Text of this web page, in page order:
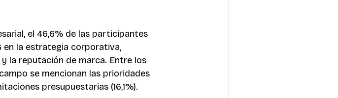
el 46,6% de las participantes
en la estrategia corporativa,
la reputación de marca. Entre los
se mencionan las prioridades
presupuestarias (16,1%).